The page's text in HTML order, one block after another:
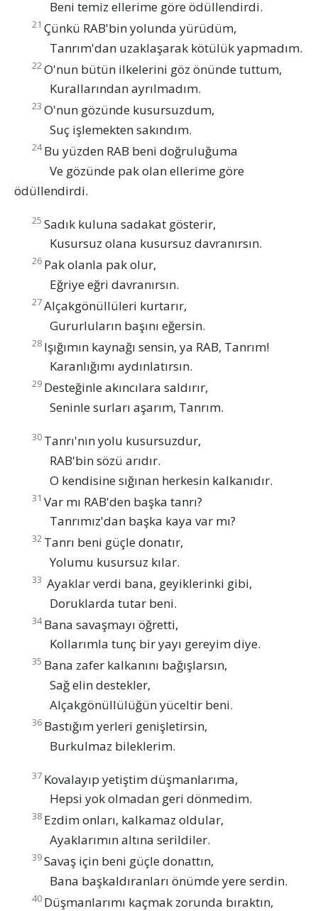
Beni temiz ellerime göre ödüllendirdi.
21 Çünkü RAB'bin yolunda yürüdüm,
Tanrım'dan uzaklaşarak kötülük yapmadım.
22O'nun bütün ilkelerini göz önünde tuttum,
Kurallarından ayrılmadım.
23 O'nun gözünde kusursuzdum,
Suç işlemekten sakındım.
24 Bu yüzden RAB beni doğruluğuma
Ve gözünde pak olan ellerime göre
ödüllendirdi.
25 Sadık kuluna sadakat gösterir,
Kusursuz olana kusursuz davranırsın.
26 Pak olanla pak olur,
Eğriye eğri davranırsın.
27Alçakgönüllüleri kurtarır,
Gururluların başını eğersin.
28 Işığımın kaynağı sensin, ya RAB, Tanrım!
Karanlığımı aydınlatırsın.
29 Desteğinle akıncılara saldırır,
Seninle surları aşarım, Tanrım.
30 Tanrı'nın yolu kusursuzdur,
RAB'bin sözü arıdır.
O kendisine sığınan herkesin kalkanıdır.
31 Var mı RAB'den başka tanrı?
Tanrımız'dan başka kaya var mı?
32 Tanrı beni güçle donatır,
Yolumu kusursuz kılar.
33 Ayaklar verdi bana, geyiklerinki gibi,
Doruklarda tutar beni.
34 Bana savaşmayı öğretti,
Kollarımla tunç bir yayı gereyim diye.
35 Bana zafer kalkanını bağışlarsın,
Sağ elin destekler,
Alçakgönüllülüğün yüceltir beni.
36 Bastığım yerleri genişletirsin,
Burkulmaz bileklerim.
37 Kovalayıp yetiştim düşmanlarıma,
Hepsi yok olmadan geri dönmedim.
38 Ezdim onları, kalkamaz oldular,
Ayaklarımın altına serildiler.
39Savaş için beni güçle donattın,
Bana başkaldıranları önümde yere serdin.
40 Düşmanlarımı kaçmak zorunda bıraktın,